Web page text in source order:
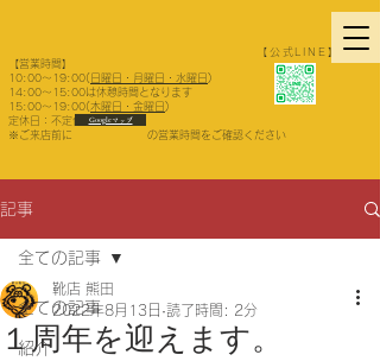
【営業時間】
10:00〜19:00( 日曜日・月曜日・水曜日 )
14:00〜15:00は休憩時間となります
15:00～19:00( 木曜日・金曜日 )
​定休日：不定休
​※ご来店前に の営業時間をご確認ください
Googleマップ
【公式LINE】
記事
全ての記事
紹介
全ての記事
１周年を迎えます。
靴店 熊田
2022年8月13日 読了時間: 2分